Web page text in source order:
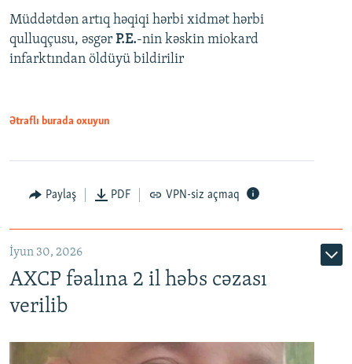
Müddətdən artıq həqiqi hərbi xidmət hərbi
qulluqçusu, əsgər P.E.-nin kəskin miokard
infarktından öldüyü bildirilir
Ətraflı burada oxuyun
Paylaş PDF VPN-siz açmaq
İyun 30, 2026
AXCP fəalına 2 il həbs cəzası
verilib